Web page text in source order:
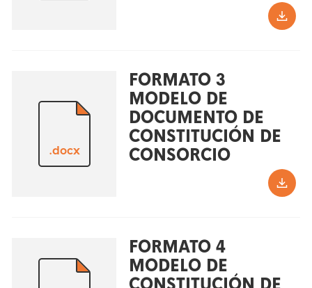
.docx
FORMATO 3
MODELO DE
DOCUMENTO DE
CONSTITUCIÓN DE
CONSORCIO
FORMATO 4
MODELO DE